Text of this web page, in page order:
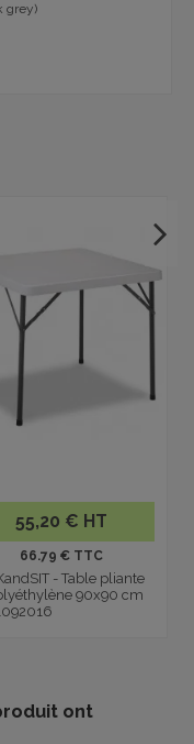
grey)
55,20 € HT
66.79 € TTC
- Table pliante
90x90 cm
ont